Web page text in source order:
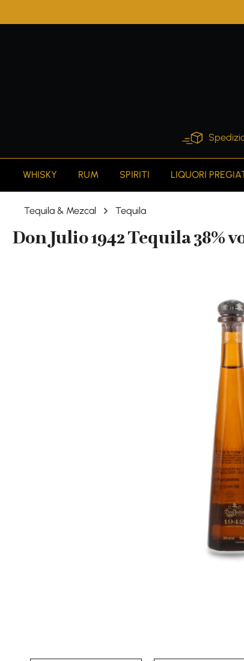
WHISKY RUM SPIRITI LIQUORI
Tequila & Mezcal Tequila
Don Julio 1942 Tequila 38%